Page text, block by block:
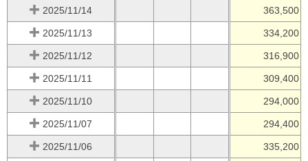
2025/11/14 363,500
2025/11/13 334,200
2025/11/12 316,900
2025/11/11 309,400
2025/11/10 294,000
2025/11/07 294,400
2025/11/06 335,200